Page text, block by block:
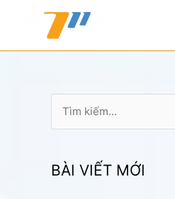
k
BÀI VIẾT MỚI